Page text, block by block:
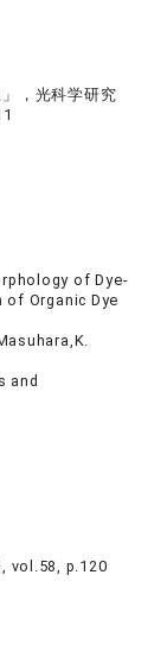
，光科学研究
of Dye-
of Organic Dye
and
, vol.58, p.120